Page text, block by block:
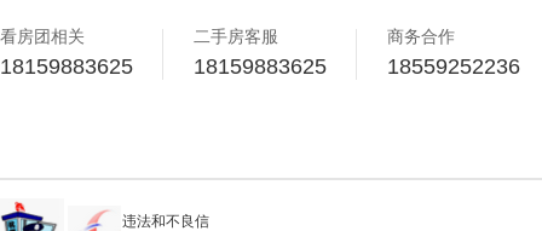
看房团相关
18159883625
二手房客服
18159883625
商务合作
18559252236
违法和不良信